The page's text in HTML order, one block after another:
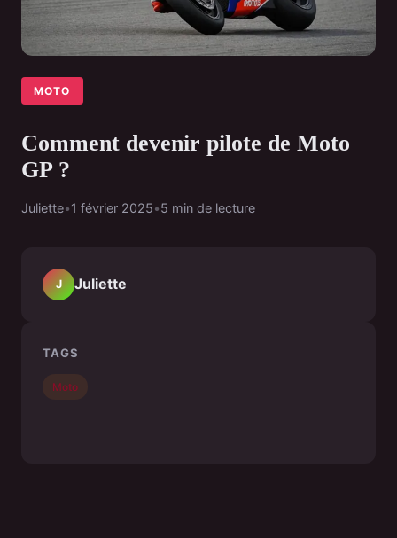
MOTO
Comment devenir pilote de Moto
GP ?
Juliette•1 février 2025•5 min de lecture
J Juliette
TAGS
Moto